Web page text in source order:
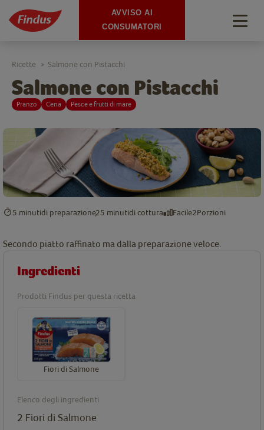
Salmone con Pistacchi
Pranzo Cena Pesce e frutti di mare
Ricette > Salmone con Pistacchi
5 minutidi preparazione25 minutidi cottura Facile2Porzioni
Secondo piatto raffinato ma dalla preparazione veloce.
Ingredienti
Prodotti Findus per questa ricetta
Fiori di Salmone
Elenco degli ingredienti
2 Fiori di Salmone
AVVISO AI
CONSUMATORI